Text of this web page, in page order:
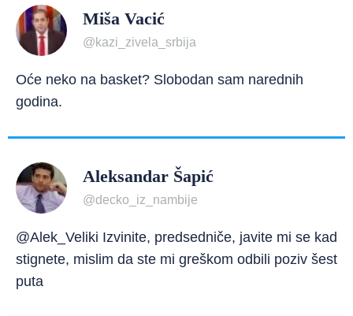
Miša Vacić
@kazi_zivela_srbija
Oće neko na basket? Slobodan sam narednih
godina.
Aleksandar Šapić
@decko_iz_nambije
@Alek_Veliki Izvinite, predsedniče, javite mi se kad
stignete, mislim da ste mi greškom odbili poziv šest
puta